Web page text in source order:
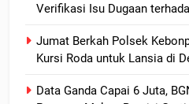
Verifikasi Isu Dugaan
Jumat Berkah Polsek
Kursi Roda untuk Lansia di
Data Ganda Capai 6 Juta,